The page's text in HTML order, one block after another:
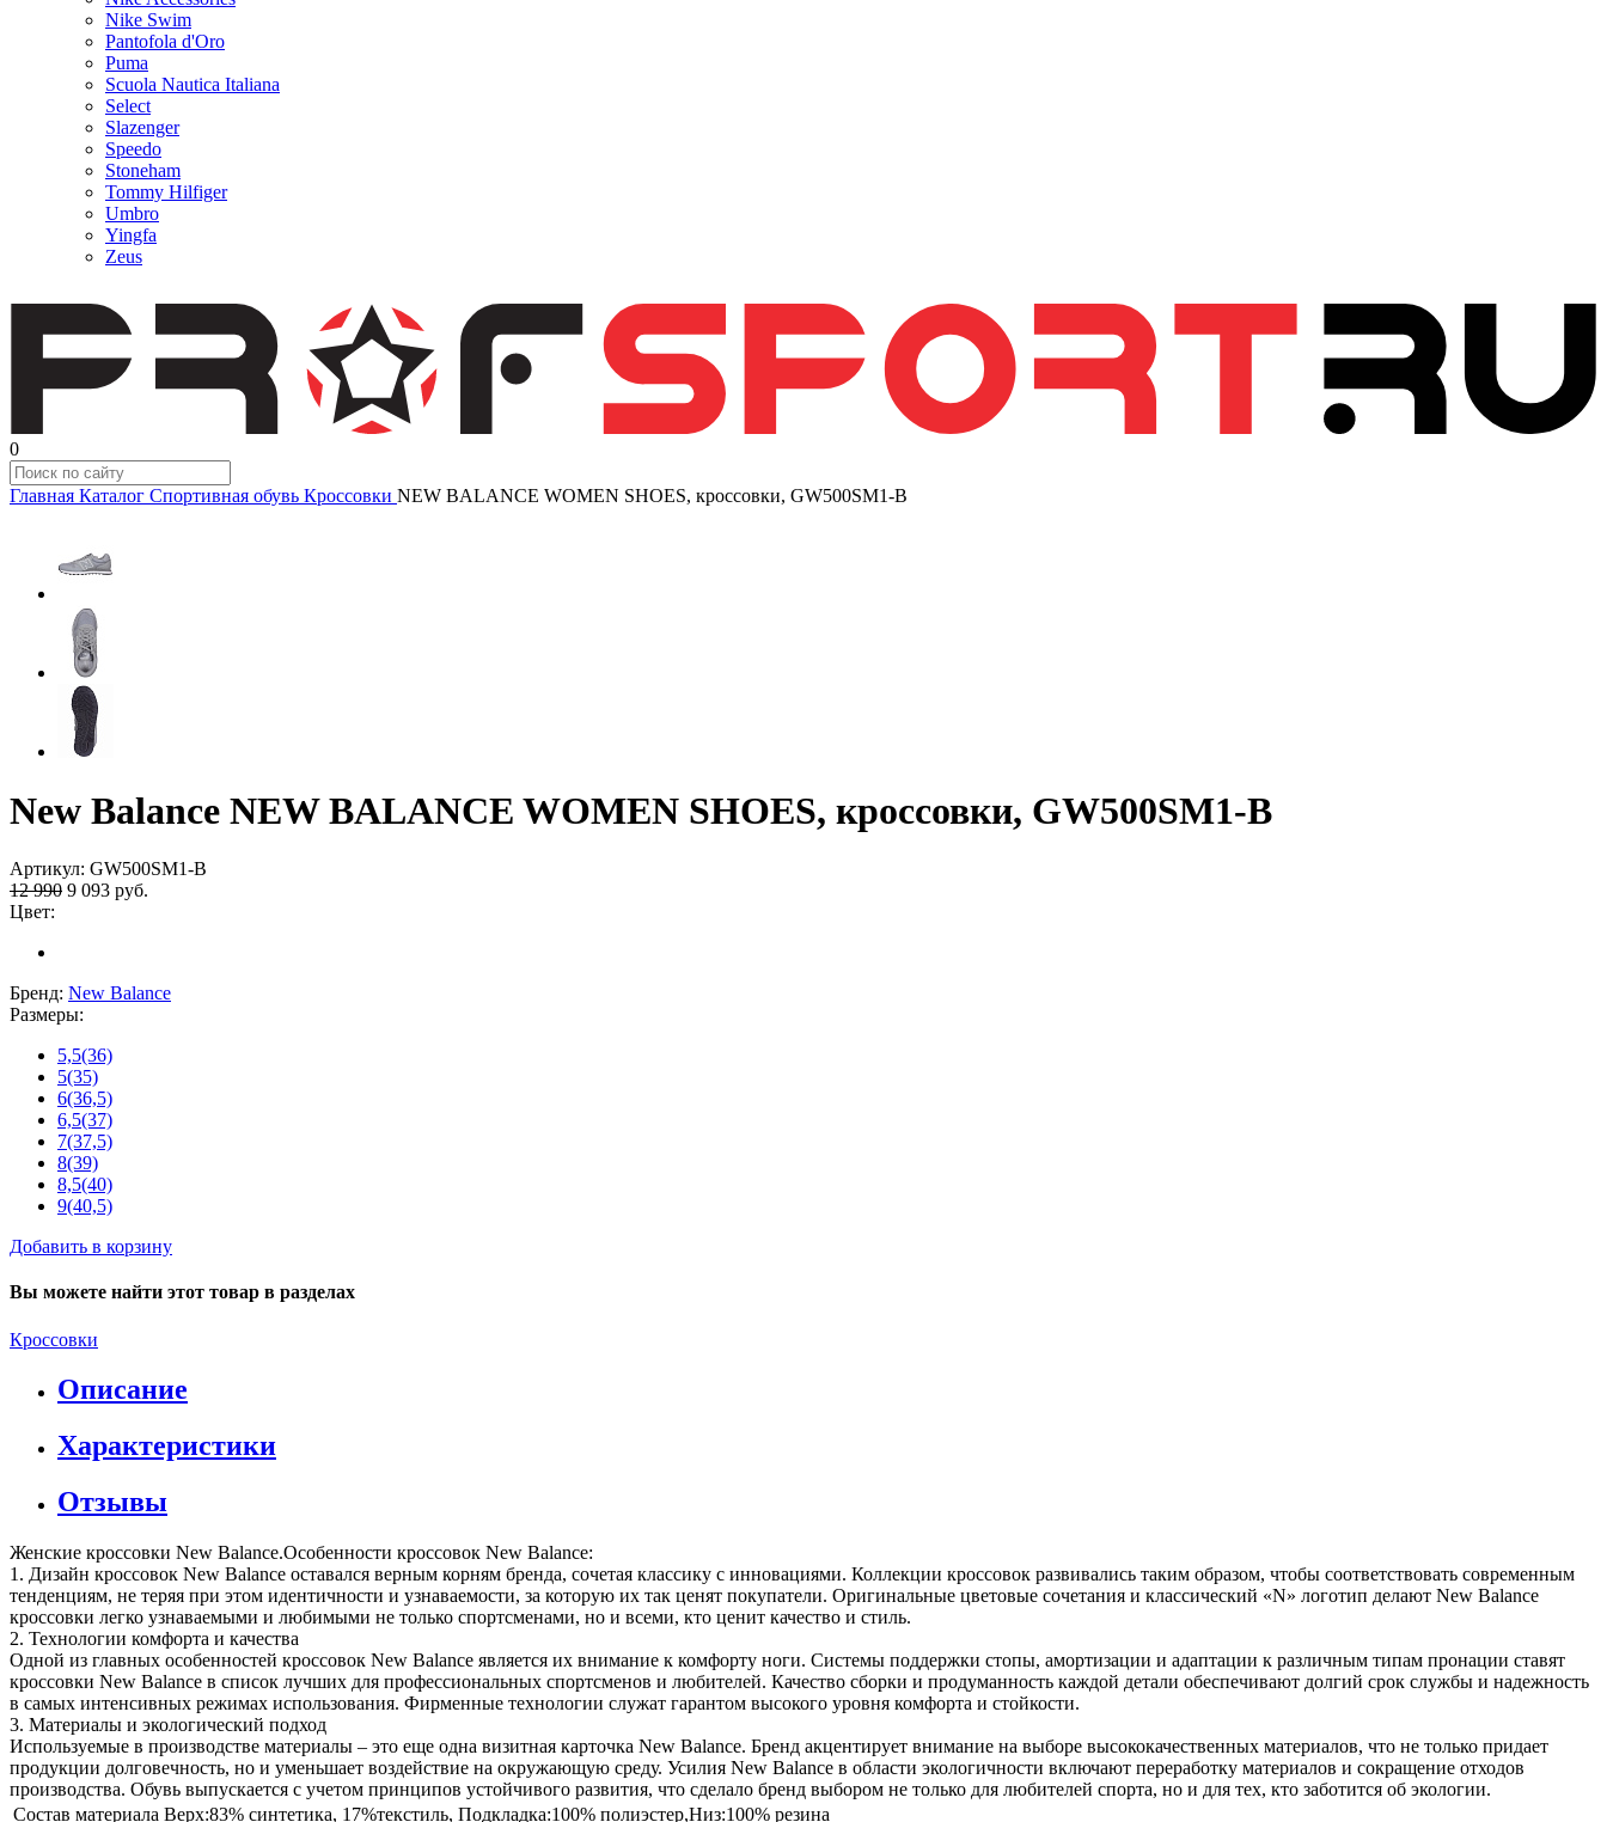
Nike Swim
Pantofola d'Oro
Puma
Scuola Nautica Italiana
Select
Slazenger
Speedo
Stoneham
Tommy Hilfiger
Umbro
Yingfa
Zeus
0
Главная Каталог Спортивная обувь Кроссовки NEW BALANCE WOMEN SHOES, кроссовки, GW500SM1-B
New Balance NEW BALANCE WOMEN SHOES, кроссовки, GW500SM1-B
Артикул: GW500SM1-B
12 990 9 093 руб.
Цвет:
Бренд: New Balance
Размеры:
5,5(36)
5(35)
6(36,5)
6,5(37)
7(37,5)
8(39)
8,5(40)
9(40,5)
Добавить в корзину
Вы можете найти этот товар в разделах
Кроссовки
Описание
Характеристики
Отзывы
Женские кроссовки New Balance.Особенности кроссовок New Balance:
1. Дизайн кроссовок New Balance оставался верным корням бренда, сочетая классику с инновациями. Коллекции кроссовок развивались таким образом, чтобы соответствовать современным
тенденциям, не теряя при этом идентичности и узнаваемости, за которую их так ценят покупатели. Оригинальные цветовые сочетания и классический «N» логотип делают New Balance
кроссовки легко узнаваемыми и любимыми не только спортсменами, но и всеми, кто ценит качество и стиль.
2. Технологии комфорта и качества
Одной из главных особенностей кроссовок New Balance является их внимание к комфорту ноги. Системы поддержки стопы, амортизации и адаптации к различным типам пронации ставят
кроссовки New Balance в список лучших для профессиональных спортсменов и любителей. Качество сборки и продуманность каждой детали обеспечивают долгий срок службы и надежность
в самых интенсивных режимах использования. Фирменные технологии служат гарантом высокого уровня комфорта и стойкости.
3. Материалы и экологический подход
Используемые в производстве материалы – это еще одна визитная карточка New Balance. Бренд акцентирует внимание на выборе высококачественных материалов, что не только придает
продукции долговечность, но и уменьшает воздействие на окружающую среду. Усилия New Balance в области экологичности включают переработку материалов и сокращение отходов
производства. Обувь выпускается с учетом принципов устойчивого развития, что сделало бренд выбором не только для любителей спорта, но и для тех, кто заботится об экологии.
Состав материала Верх:83% синтетика, 17%текстиль, Подкладка:100% полиэстер,Низ:100% резина